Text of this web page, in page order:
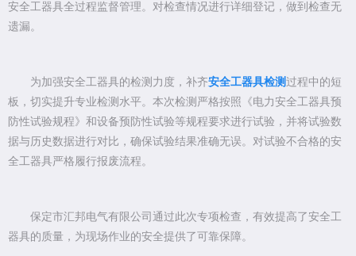
安全工器具全过程监督管理。对检查情况进行详细登记，做到检查无
遗漏。
为加强安全工器具的检测力度，补齐安全工器具检测过程中的短
板，切实提升专业检测水平。 本次检测严格按照《电力安全工器具预
防性试验规程》和设备预防性试验等规程要求进行试验，并将试验数
据与历史数据进行对比，确保试验结果准确无误。对试验不合格的安
全工器具严格履行报废流程。
保定市汇邦电气有限公司通过此次专项检查，有效提高了安全工
器具的质量，为现场作业的安全提供了可靠保障。